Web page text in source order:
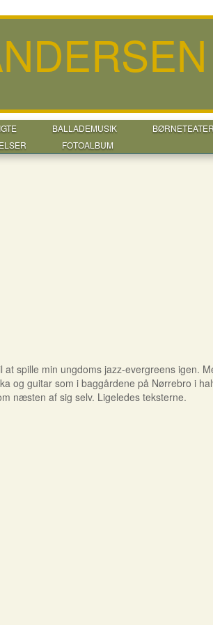
BALLADEMUSIK BØRNETEATER
FOTOALBUM
spille min ungdoms jazz-evergreens
og guitar som i baggårdene på Nørrebro i
næsten af sig selv. Ligeledes teksterne.